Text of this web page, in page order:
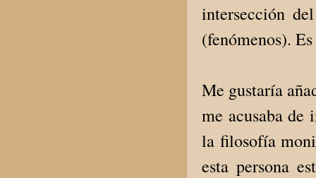
intersección
(fenómenos).
Me gustaría
me acusaba de
la filosofía
esta persona